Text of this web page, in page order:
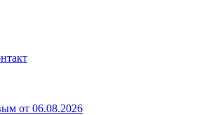
от 06.08.2026